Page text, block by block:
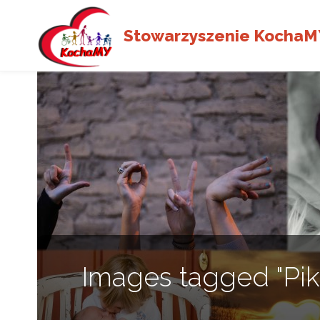
Stowarzyszenie
Images tagged